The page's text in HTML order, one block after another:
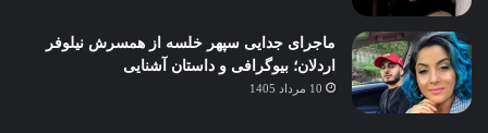
ماجرای جدایی سپهر خلسه از همسرش نیلوفر
اردلان؛ بیوگرافی و داستان آشنایی
10 مرداد 1405